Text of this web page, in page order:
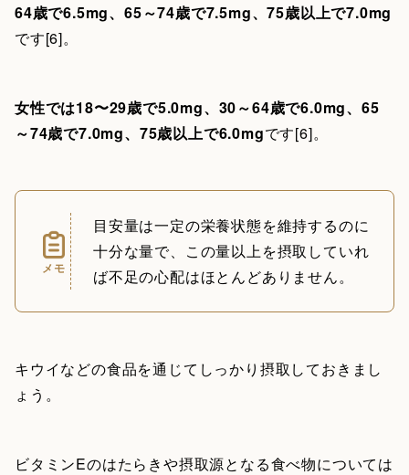
64歳で6.5mg、65～74歳で7.5mg、75歳以上で7.0mg
です[6]。
女性では18〜29歳で5.0mg、30～64歳で6.0mg、65
～74歳で7.0mg、75歳以上で6.0mgです[6]。
メモ
目安量は一定の栄養状態を維持するのに
十分な量で、この量以上を摂取していれ
ば不足の心配はほとんどありません。
キウイなどの食品を通じてしっかり摂取しておきまし
ょう。
ビタミンEのはたらきや摂取源となる食べ物については